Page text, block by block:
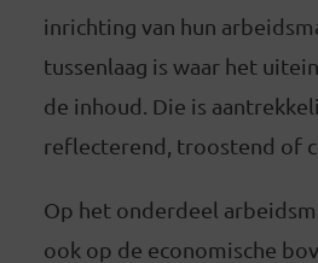
inrichting van hun
tussenlaag is waar het
de inhoud. Die is
reflecterend, troostend of
Op het onderdeel
ook op de economische